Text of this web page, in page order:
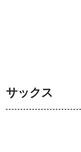
サックス